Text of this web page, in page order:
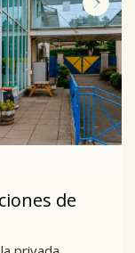
de